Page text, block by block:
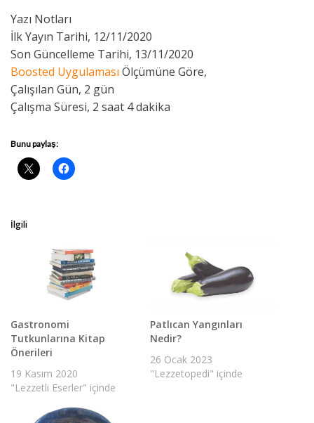
Yazı Notları
İlk Yayın Tarihi, 12/11/2020
Son Güncelleme Tarihi, 13/11/2020
Boosted Uygulaması Ölçümüne Göre,
Çalışılan Gün, 2 gün
Çalışma Süresi, 2 saat 4 dakika
Bunu paylaş:
İlgili
Gastronomi
Tutkunlarına Kitap
Önerileri
19 Kasım 2020
"Lezzetli Eserler" içinde
Patlıcan Yangınları
Nedir?
26 Ocak 2023
"Lezzetopedi" içinde